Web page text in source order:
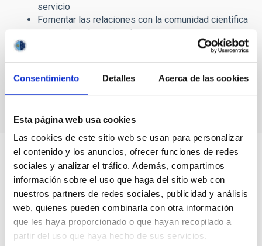
Consentimiento Detalles Acerca de las cookies
Esta página web usa cookies
Las cookies de este sitio web se usan para personalizar
el contenido y los anuncios, ofrecer funciones de redes
sociales y analizar el tráfico. Además, compartimos
información sobre el uso que haga del sitio web con
nuestros partners de redes sociales, publicidad y análisis
web, quienes pueden combinarla con otra información
que les haya proporcionado o que hayan recopilado a
partir del uso que haya hecho de sus servicios.
servicio
Fomentar las relaciones con la comunidad científica
nacional e internacional.
En esta sección de su página web, el IAC ofrece a la ciudadanía
19/2013, de Transparencia, Acceso a la Información Pública y